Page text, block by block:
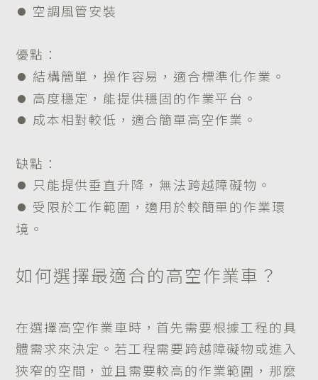
​​​​​​​⏺︎ 空調風管安裝
優點：
​​​​​​​⏺︎ 結構簡單，操作容易，適合標準化作業。
​​​​​​​⏺︎ 高度穩定，能提供穩固的作業平台。
​​​​​​​⏺︎ 成本相對較低，適合簡單高空作業。
缺點：
​​​​​​​⏺︎ 只能提供垂直升降，無法跨越障礙物。
​​​​​​​⏺︎ 受限於工作範圍，適用於較簡單的作業環
境。
如何選擇最適合的高空作業車？
在選擇高空作業車時，首先需要根據工程的具
體需求來決定。若工程需要跨越障礙物或進入
狹窄的空間，並且需要較高的作業範圍，那麼